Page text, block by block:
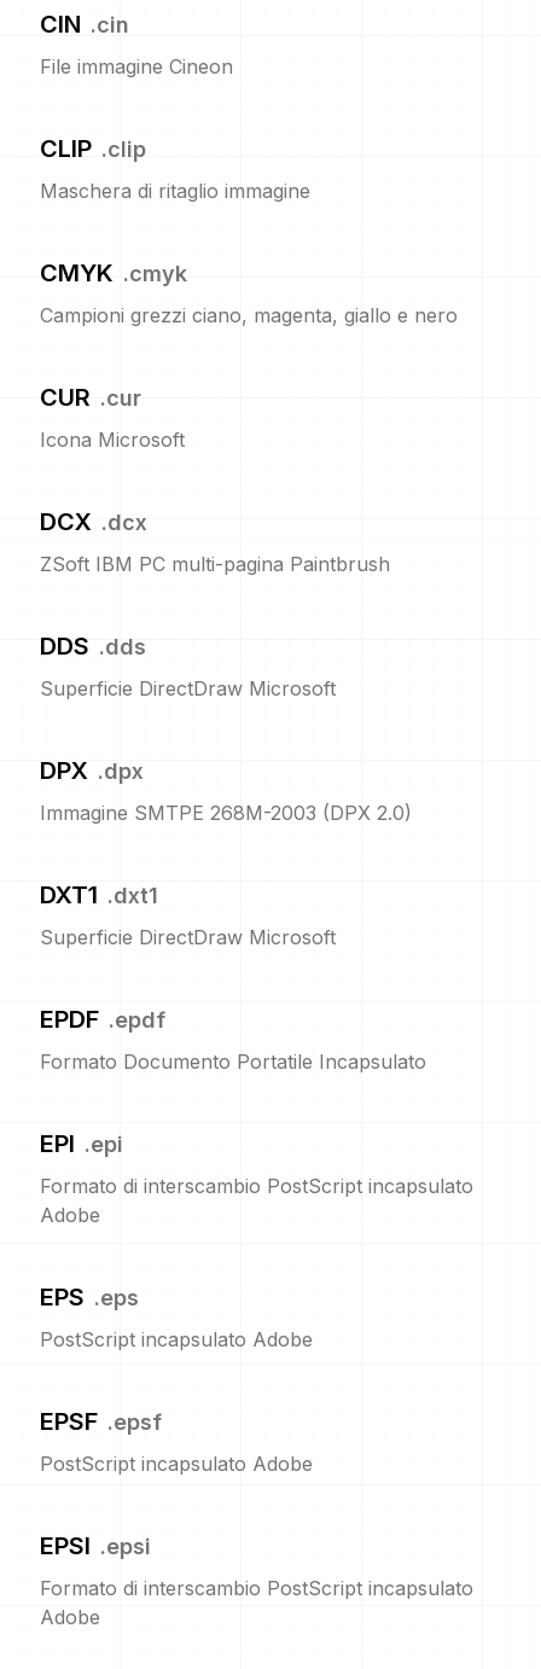
CIN .cin
File immagine Cineon
CLIP .clip
Maschera di ritaglio immagine
CMYK .cmyk
Campioni grezzi ciano, magenta, giallo e nero
CUR .cur
Icona Microsoft
DCX .dcx
ZSoft IBM PC multi-pagina Paintbrush
DDS .dds
Superficie DirectDraw Microsoft
DPX .dpx
Immagine SMTPE 268M-2003 (DPX 2.0)
DXT1 .dxt1
Superficie DirectDraw Microsoft
EPDF .epdf
Formato Documento Portatile Incapsulato
EPI .epi
Formato di interscambio PostScript incapsulato
Adobe
EPS .eps
PostScript incapsulato Adobe
EPSF .epsf
PostScript incapsulato Adobe
EPSI .epsi
Formato di interscambio PostScript incapsulato
Adobe